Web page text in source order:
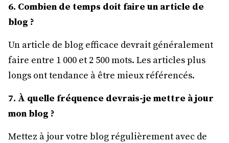
6. Combien de temps doit faire un article de
blog ?
Un article de blog efficace devrait généralement
faire entre 1 000 et 2 500 mots. Les articles plus
longs ont tendance à être mieux référencés.
7. À quelle fréquence devrais-je mettre à jour
mon blog ?
Mettez à jour votre blog régulièrement avec de